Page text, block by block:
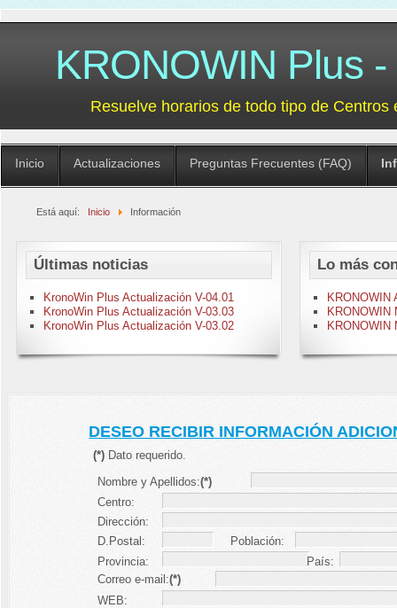
KRONOWIN Plus
Resuelve horarios de todo tipo de Centros
Inicio Actualizaciones Preguntas Frecuentes (FAQ)
Está aquí: Inicio Información
Últimas noticias
KronoWin Plus Actualización V-04.01
KronoWin Plus Actualización V-03.03
KronoWin Plus Actualización V-03.02
Lo más
KRONOWIN
KRONOWIN
KRONOWIN
DESEO RECIBIR INFORMACIÓN
(*) Dato requerido.
Nombre y Apellidos:(*)
Centro:
Dirección:
D.Postal:
Población:
Provincia:
País:
Correo e-mail:(*)
WEB: